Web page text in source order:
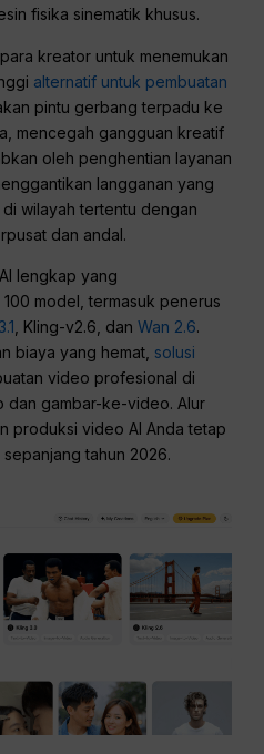
fisika sinematik khusus.
kreator untuk menemukan
alternatif untuk pembuatan
pintu gerbang terpadu ke
mencegah gangguan kreatif
oleh penghentian layanan
langganan yang
wilayah tertentu dengan
dan andal.
lengkap yang
model, termasuk penerus
, Kling-v2.6, danWan 2.6.
biaya yang hemat, solusi
video profesional di
gambar-ke-video. Alur
produksi video AI Anda tetap
tahun 2026.